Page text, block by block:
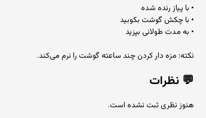
• با پیاز رنده شده
• با چکش گوشت بکوبید
• به مدت طولانی بپزید
نکته: مزه دار کردن چند ساعته گوشت را نرم می‌کند.
💬 نظرات
هنوز نظری ثبت نشده است.